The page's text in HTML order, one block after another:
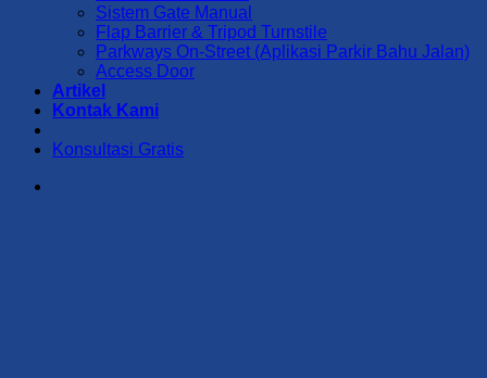
Sistem Gate Manual
Flap Barrier & Tripod Turnstile
Parkways On-Street (Aplikasi Parkir Bahu Jalan)
Access Door
Artikel
Kontak Kami
Konsultasi Gratis